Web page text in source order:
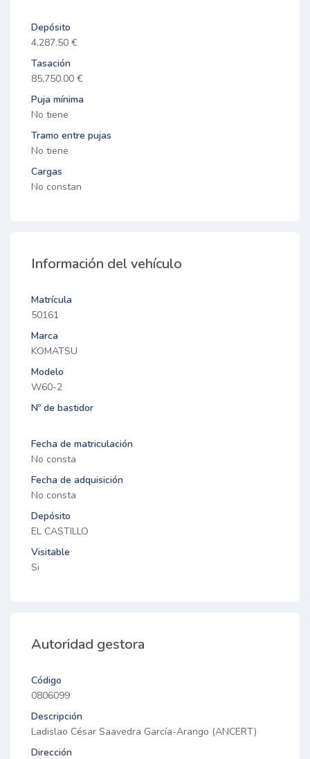
Depósito
4,287.50 €
Tasación
85,750.00 €
Puja mínima
No tiene
Tramo entre pujas
No tiene
Cargas
No constan
Información del vehículo
Matrícula
50161
Marca
KOMATSU
Modelo
W60-2
Nº de bastidor
Fecha de matriculación
No consta
Fecha de adquisición
No consta
Depósito
EL CASTILLO
Visitable
Si
Autoridad gestora
Código
0806099
Descripción
Ladislao César Saavedra García-Arango (ANCERT)
Dirección